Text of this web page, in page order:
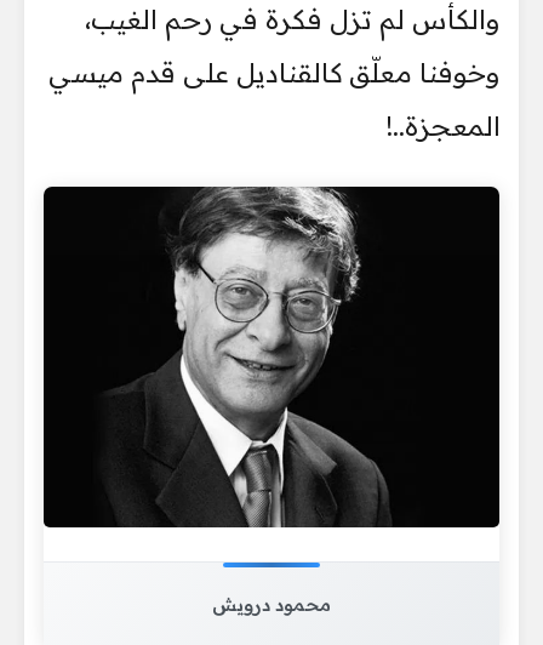
والكأس لم تزل فكرة في رحم الغيب،
وخوفنا معلّق كالقناديل على قدم ميسي
المعجزة..!
محمود درويش